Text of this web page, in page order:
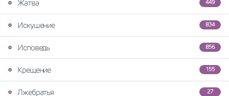
449
Жатва
834
Искушение
856
Исповедь
155
Крещение
27
Лжебратья